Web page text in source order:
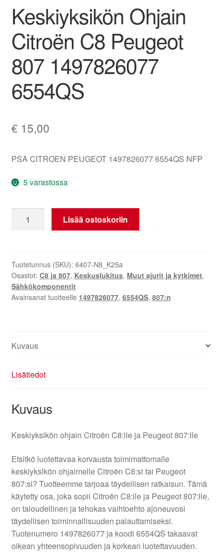
Valitukset
Keskiyksikön Ohjain
Citroën C8 Peugeot
807 1497826077
6554QS
€ 15,00
PSA CITROEN PEUGEOT 1497826077 6554QS NFP
5 varastossa
Ohjain
Peugeot
807
1497826077
6554QS
Lisää ostoskoriin
Tuotetunnus (SKU): 6407-N8_K25a
Osastot: C8 ja 807, Keskuslukitus, Muut ajurit ja kytkimet,
Sähkökomponentit
Avainsanat tuotteelle 1497826077, 6554QS, 807:n
Kuvaus
Lisätiedot
Kuvaus
Keskiyksikön ohjain Citroën C8:lle ja Peugeot 807:lle
Etsitkö luotettavaa korvausta toimimattomalle
keskiyksikön ohjaimelle Citroën C8:si tai Peugeot
807:si? Tuotteemme tarjoaa täydellisen ratkaisun. Tämä
käytetty osa, joka sopii Citroën C8:lle ja Peugeot 807:lle,
on taloudellinen ja tehokas vaihtoehto ajoneuvosi
täydellisen toiminnallisuuden palauttamiseksi.
Tuotenumero 1497826077 ja koodi 6554QS takaavat
oikean yhteensopivuuden ja korkean luotettavuuden.